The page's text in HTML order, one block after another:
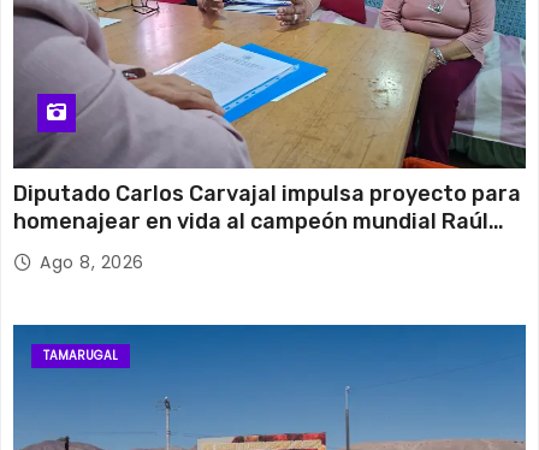
Diputado Carlos Carvajal impulsa proyecto para
homenajear en vida al campeón mundial Raúl
Choque
Ago 8, 2026
TAMARUGAL